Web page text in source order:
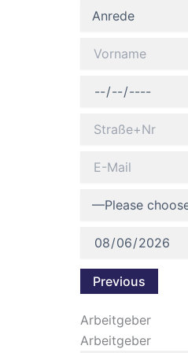
Previous
Arbeitgeber
Arbeitgeber